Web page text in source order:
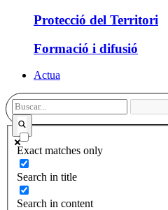
Protecció del Territori
Formació i difusió
Actua
Exact matches only
Search in title
Search in content